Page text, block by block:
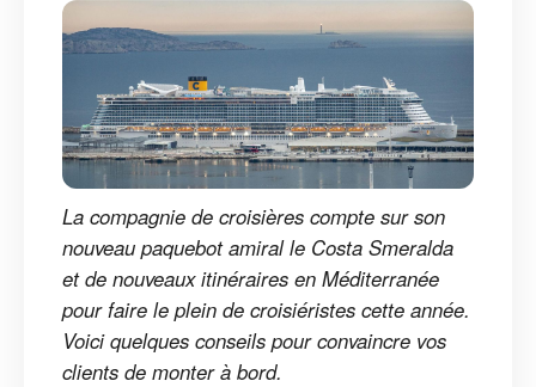
La compagnie de croisières compte sur son
nouveau paquebot amiral le Costa Smeralda
et de nouveaux itinéraires en Méditerranée
pour faire le plein de croisiéristes cette année.
Voici quelques conseils pour convaincre vos
clients de monter à bord.